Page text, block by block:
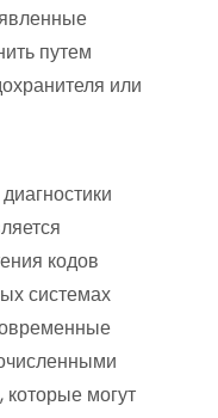
путем
или
кодов
системах
могут